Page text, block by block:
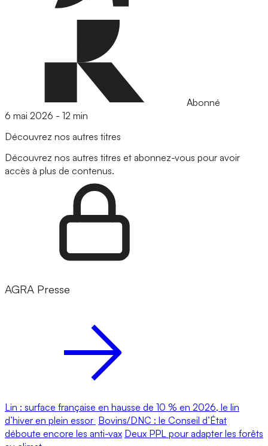
Abonné
6 mai 2026 - 12 min
Découvrez nos autres titres
Découvrez nos autres titres et abonnez-vous pour avoir
accès à plus de contenus.
AGRA Presse
Lin : surface française en hausse de 10 % en 2026, le lin
d’hiver en plein essor Bovins/DNC : le Conseil d’État
déboute encore les anti-vax Deux PPL pour adapter les forêts